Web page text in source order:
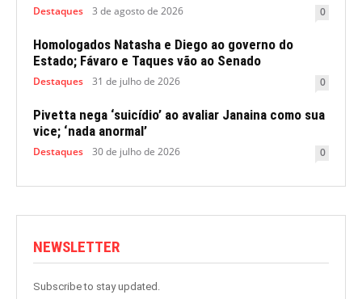
Destaques 3 de agosto de 2026 0
Homologados Natasha e Diego ao governo do
Estado; Fávaro e Taques vão ao Senado
Destaques 31 de julho de 2026 0
Pivetta nega ‘suicídio’ ao avaliar Janaina como sua
vice; ‘nada anormal’
Destaques 30 de julho de 2026 0
NEWSLETTER
Subscribe to stay updated.